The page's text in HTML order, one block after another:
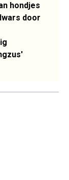
hondjes
door